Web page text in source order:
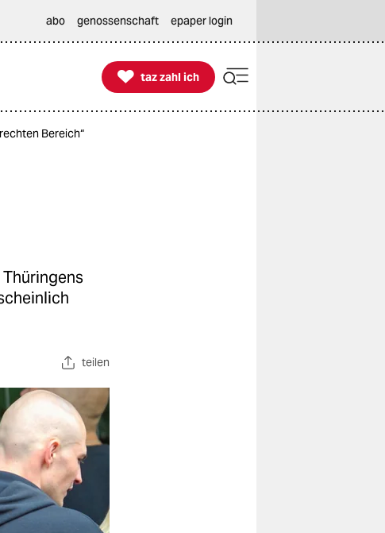
abo genossenschaft epaper login

taz zahl ich
taz zahl ich
Bereich“
teilen